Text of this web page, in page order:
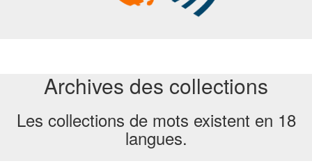
Archives des collections
Les collections de mots existent en 18
langues.